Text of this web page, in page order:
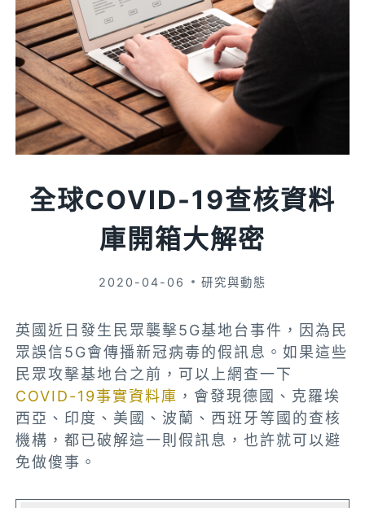
全球COVID-19查核資料
庫開箱大解密
2020-04-06 研究與動態
英國近日發生民眾襲擊5G基地台事件，因為民
眾誤信5G會傳播新冠病毒的假訊息。如果這些
民眾攻擊基地台之前，可以上網查一下
COVID-19事實資料庫 ，會發現德國、克羅埃
西亞、印度、美國、波蘭、西班牙等國的查核
機構，都已破解這一則假訊息，也許就可以避
免做傻事。